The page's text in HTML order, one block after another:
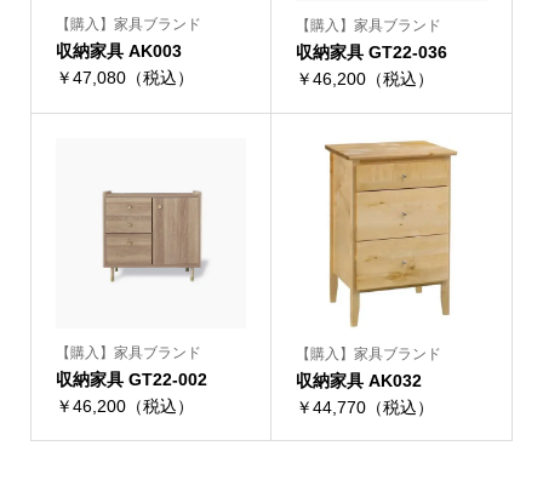
【購入】家具ブランド
収納家具 AK003
￥47,080（税込）
【購入】家具ブランド
収納家具 GT22-036
￥46,200（税込）
【購入】家具ブランド
収納家具 GT22-002
￥46,200（税込）
【購入】家具ブランド
収納家具 AK032
￥44,770（税込）